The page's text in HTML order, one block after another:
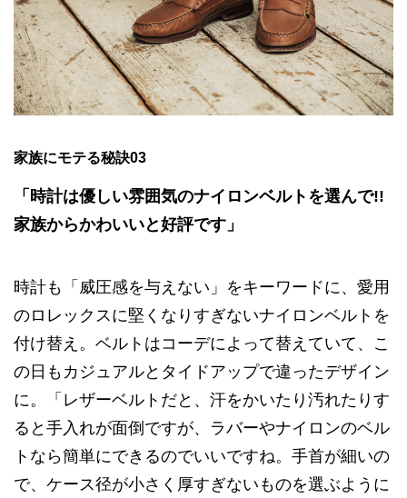
家族にモテる秘訣03
「時計は優しい雰囲気のナイロンベルトを選んで!!
家族からかわいいと好評です」
時計も「威圧感を与えない」をキーワードに、愛用
のロレックスに堅くなりすぎないナイロンベルトを
付け替え。ベルトはコーデによって替えていて、こ
の日もカジュアルとタイドアップで違ったデザイン
に。「レザーベルトだと、汗をかいたり汚れたりす
ると手入れが面倒ですが、ラバーやナイロンのベル
トなら簡単にできるのでいいですね。手首が細いの
で、ケース径が小さく厚すぎないものを選ぶように